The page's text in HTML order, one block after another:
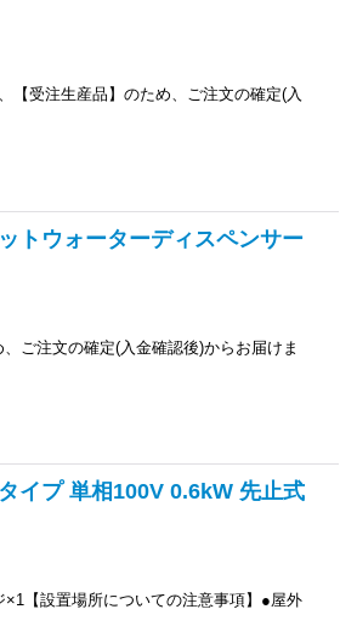
【受注生産品】のため、ご注文の確定(入
トウォーターディスペンサー
ご注文の確定(入金確認後)からお届けま
イプ 単相100V 0.6kW 先止式
【設置場所についての注意事項】●屋外